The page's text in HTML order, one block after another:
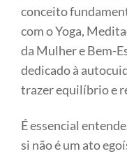
conceito
com o Yoga,
da Mulher e Bem-
dedicado à
trazer equilíbrio e
É essencial
si não é um ato